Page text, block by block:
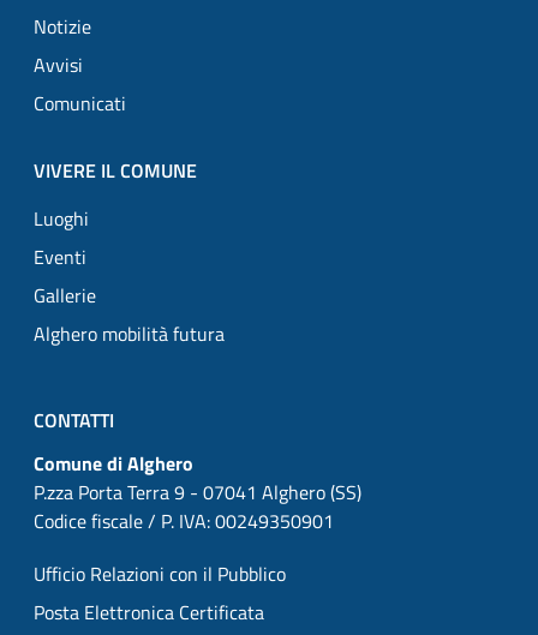
Notizie
Avvisi
Comunicati
VIVERE IL COMUNE
Luoghi
Eventi
Gallerie
Alghero mobilità futura
CONTATTI
Comune di Alghero
P.zza Porta Terra 9 - 07041 Alghero (SS)
Codice fiscale / P. IVA: 00249350901
Ufficio Relazioni con il Pubblico
Posta Elettronica Certificata